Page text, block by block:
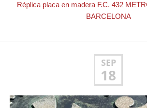
Réplica placa en madera F.C. 432
BARCELONA
SEP
18